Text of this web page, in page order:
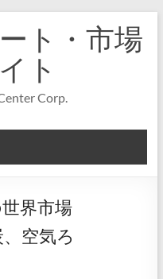
ト・市場
ト
Corp.
界市場
空気ろ